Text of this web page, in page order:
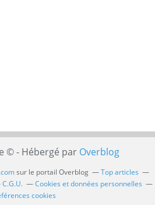
© - Hébergé par Overblog
sur le portail Overblog
Top articles
C.G.U.
Cookies et données personnelles
cookies